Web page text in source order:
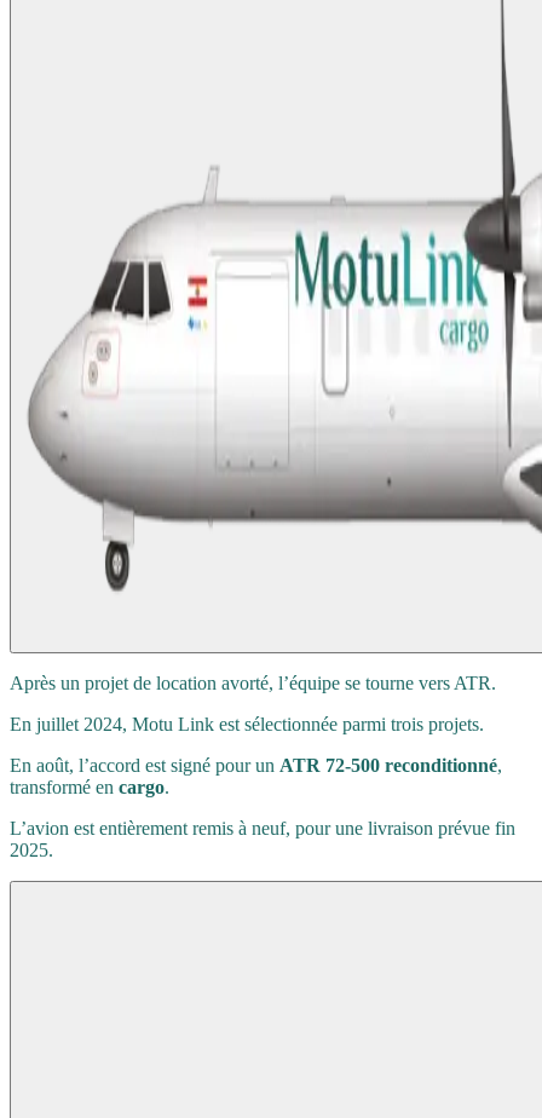
Après un projet de location avorté, l’équipe se tourne vers ATR.
En juillet 2024, Motu Link est sélectionnée parmi trois projets.
En août, l’accord est signé pour un ATR 72-500 reconditionné,
transformé en cargo.
L’avion est entièrement remis à neuf, pour une livraison prévue fin
2025.